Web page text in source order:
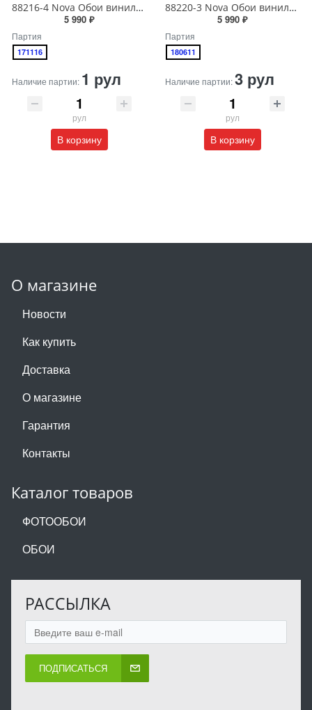
88216-4 Nova Обои виниловые на бумажной основе 1.06*15.6
5 990 ₽
Партия
171116
Наличие партии: 1 рул
рул
В корзину
88220-3 Nova Обои виниловые на бумажной основе 1.06*15.6
5 990 ₽
Партия
180611
Наличие партии:3 рул
рул
В корзину
О магазине
Новости
Как купить
Доставка
О магазине
Гарантия
Контакты
Каталог товаров
ФОТООБОИ
ОБОИ
РАССЫЛКА
ПОДПИСАТЬСЯ